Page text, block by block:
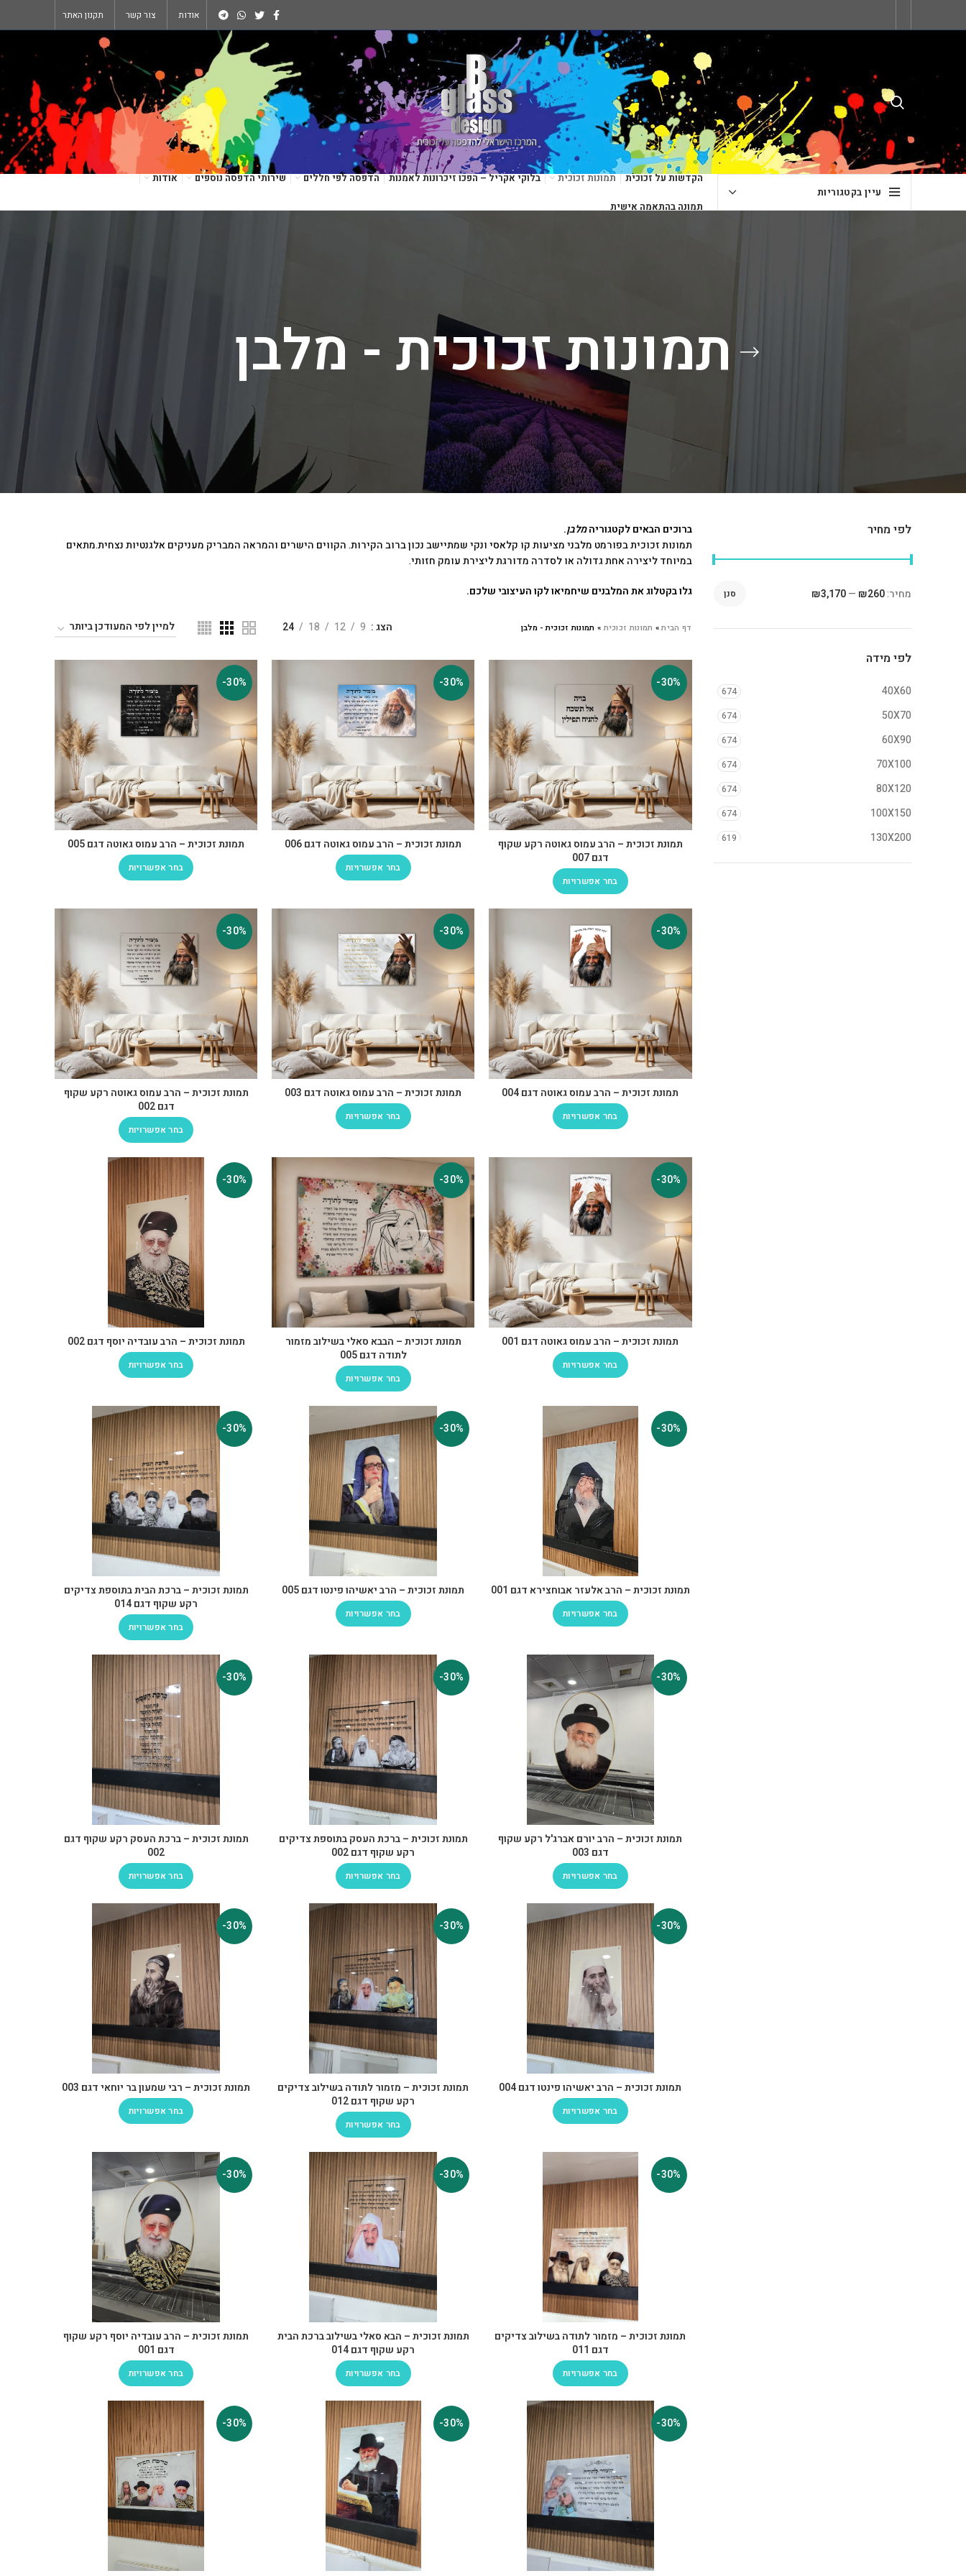
אודות צור קשר תקנון האתר
עיין בקטגוריות
הקדשות על זכוכית תמונות זכוכית בלוקי אקריל – הפכו זיכרונות לאמנות הדפסה לפי חללים שירותי הדפסה נוספים אודות
תמונה בהתאמה אישית
תמונות זכוכית - מלבן
לפי מחיר
סנן מחיר:₪260
—
₪3,170
לפי מידה
40X60
674
50X70
674
60X90
674
70X100
674
80X120
674
100X150
674
130X200
619
ברוכים הבאים לקטגוריהמלבן.
תמונות זכוכית בפורמט מלבני מציעות קו קלאסי ונקי שמתיישב נכון ברוב הקירות. הקווים הישרים והמראה המבריק מעניקים אלגנטיות נצחית.מתאים
במיוחד ליצירה אחת גדולה או לסדרה מדורגת ליצירת עומק חזותי.
גלו בקטלוג את המלבנים שיחמיאו לקו העיצובי שלכם.
דף הבית» תמונות זכוכית» תמונות זכוכית - מלבן הצג 9
12
18
24
-30%
תמונת זכוכית – הרב עמוס גאוטה רקע שקוף
דגם 007
בחר אפשרויות
-30%
תמונת זכוכית – הרב עמוס גאוטה דגם 006
בחר אפשרויות
-30%
תמונת זכוכית – הרב עמוס גאוטה דגם 005
בחר אפשרויות
-30%
תמונת זכוכית – הרב עמוס גאוטה דגם 004
בחר אפשרויות
-30%
תמונת זכוכית – הרב עמוס גאוטה דגם 003
בחר אפשרויות
-30%
תמונת זכוכית – הרב עמוס גאוטה רקע שקוף
דגם 002
בחר אפשרויות
-30%
תמונת זכוכית – הרב עמוס גאוטה דגם 001
בחר אפשרויות
-30%
תמונת זכוכית – הבבא סאלי בשילוב מזמור
לתודה דגם 005
בחר אפשרויות
-30%
תמונת זכוכית – הרב עובדיה יוסף דגם 002
בחר אפשרויות
-30%
תמונת זכוכית – הרב אלעזר אבוחצירא דגם 001
בחר אפשרויות
-30%
תמונת זכוכית – הרב יאשיהו פינטו דגם 005
בחר אפשרויות
-30%
תמונת זכוכית – ברכת הבית בתוספת צדיקים
רקע שקוף דגם 014
בחר אפשרויות
-30%
תמונת זכוכית – הרב יורם אברג'ל רקע שקוף
דגם 003
בחר אפשרויות
-30%
תמונת זכוכית – ברכת העסק בתוספת צדיקים
רקע שקוף דגם 002
בחר אפשרויות
-30%
תמונת זכוכית – ברכת העסק רקע שקוף דגם
002
בחר אפשרויות
-30%
תמונת זכוכית – הרב יאשיהו פינטו דגם 004
בחר אפשרויות
-30%
תמונת זכוכית – מזמור לתודה בשילוב צדיקים
רקע שקוף דגם 012
בחר אפשרויות
-30%
תמונת זכוכית – רבי שמעון בר יוחאי דגם 003
בחר אפשרויות
-30%
תמונת זכוכית – מזמור לתודה בשילוב צדיקים
דגם 011
בחר אפשרויות
-30%
תמונת זכוכית – הבא סאלי בשילוב ברכת הבית
רקע שקוף דגם 014
בחר אפשרויות
-30%
תמונת זכוכית – הרב עובדיה יוסף רקע שקוף
דגם 001
בחר אפשרויות
-30%
-30%
-30%